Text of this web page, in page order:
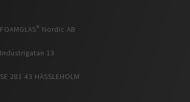
FOAMGLAS® Nordic AB
Industrigatan 13
SE 281 43 HÄSSLEHOLM